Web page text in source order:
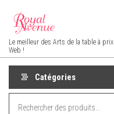
contenu
Royal Avenue
Le meilleur des Arts de la table à prix
Web !
Catégories